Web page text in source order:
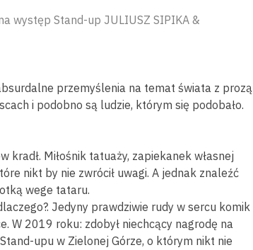
występ Stand-up JULIUSZ SIPIKA &
przemyślenia na temat świata z prozą
i podobno są ludzie, którym się podobało.
kradł. Miłośnik tatuaży, zapiekanek własnej
nikt by nie zwrócił uwagi. A jednak znaleźć
wege tataru.
Jedyny prawdziwie rudy w sercu komik
W 2019 roku: zdobył niechcący nagrodę na
upu w Zielonej Górze, o którym nikt nie